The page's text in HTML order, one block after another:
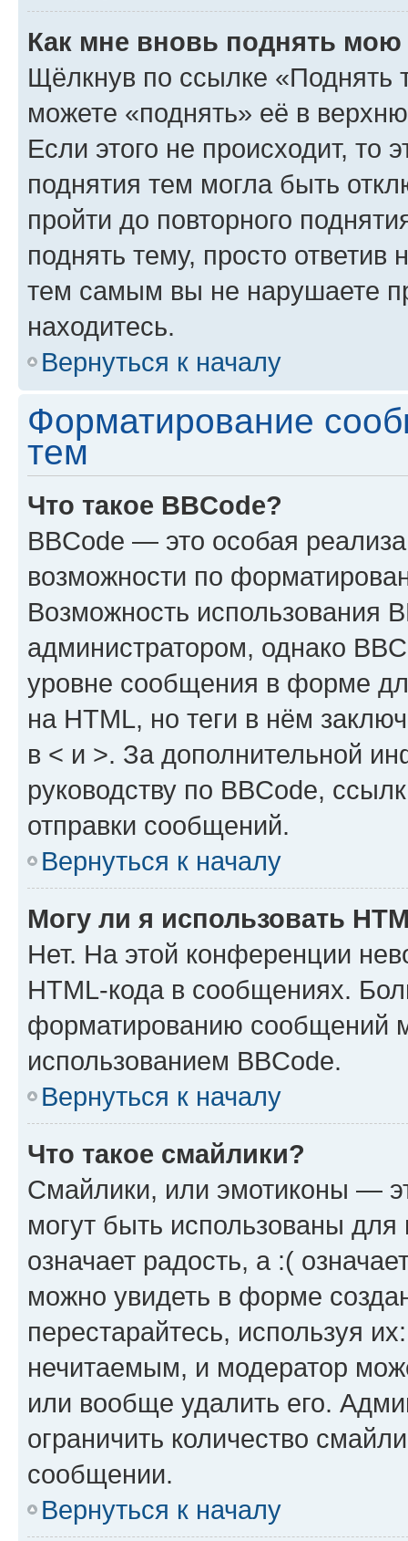
Как мне вновь поднять мою
Щёлкнув по ссылке «Поднять
можете «поднять» её в
Если этого не происходит, то
поднятия тем могла быть
пройти до повторного
поднять тему, просто ответив
тем самым вы не нарушаете
находитесь.
Вернуться к началу
Форматирование
тем
Что такое BBCode?
BBCode — это особая
возможности по
Возможность использования
администратором, однако
уровне сообщения в форме
на HTML, но теги в нём
в < и >. За дополнительной
руководству по BBCode,
отправки сообщений.
Вернуться к началу
Могу ли я использовать
Нет. На этой конференции
HTML-кода в сообщениях.
форматированию сообщений
использованием BBCode.
Вернуться к началу
Что такое смайлики?
Смайлики, или эмотиконы —
могут быть использованы
означает радость, а :(
можно увидеть в форме
перестарайтесь, используя
нечитаемым, и модератор
или вообще удалить его.
ограничить количество
сообщении.
Вернуться к началу